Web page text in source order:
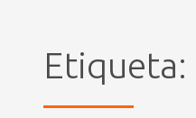
Etiqueta: